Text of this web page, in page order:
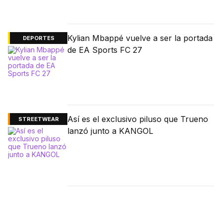
DEPORTES
Kylian Mbappé vuelve a ser la portada
de EA Sports FC 27
STREETWEAR
Así es el exclusivo piluso que Trueno
lanzó junto a KANGOL